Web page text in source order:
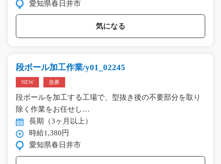
愛知県春日井市
気になる
段ボール加工作業/y01_02245
NEW 急募
段ボールを加工する工場で、型抜き後の不要部分を取り
除く作業をお任せし…
長期（3ヶ月以上）
時給1,380円
愛知県春日井市